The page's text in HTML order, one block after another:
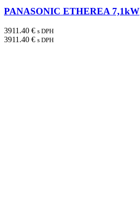
PANASONIC ETHEREA 7,1kW
3911.40 € s DPH
3911.40 € s DPH